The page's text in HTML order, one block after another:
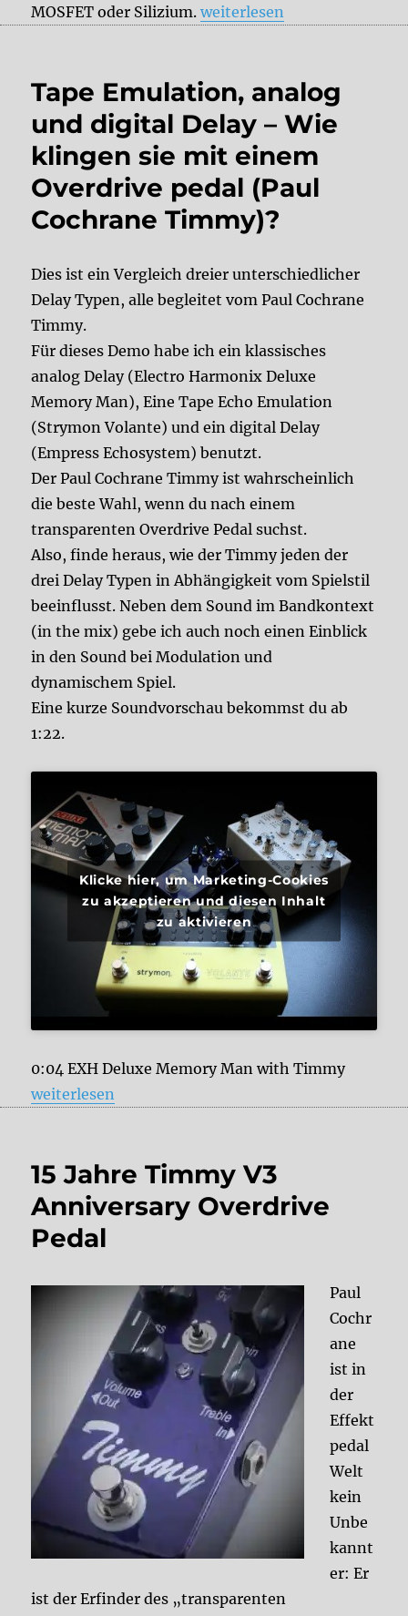
MOSFET oder Silizium.„Mod: Interner Clipping
weiterlesen
Tape Emulation, analog
und digital Delay – Wie
klingen sie mit einem
Overdrive pedal (Paul
Cochrane Timmy)?
Dies ist ein Vergleich dreier unterschiedlicher
Delay Typen, alle begleitet vom Paul Cochrane
Timmy.
Für dieses Demo habe ich ein klassisches
analog Delay (Electro Harmonix Deluxe
Memory Man), Eine Tape Echo Emulation
(Strymon Volante) und ein digital Delay
(Empress Echosystem) benutzt.
Der Paul Cochrane Timmy ist wahrscheinlich
die beste Wahl, wenn du nach einem
transparenten Overdrive Pedal suchst.
Also, finde heraus, wie der Timmy jeden der
drei Delay Typen in Abhängigkeit vom Spielstil
beeinflusst. Neben dem Sound im Bandkontext
(in the mix) gebe ich auch noch einen Einblick
in den Sound bei Modulation und
dynamischem Spiel.
Eine kurze Soundvorschau bekommst du ab
1:22.
Klicke hier, um Marketing-Cookies
zu akzeptieren und diesen Inhalt
zu aktivieren
0:04 EXH Deluxe Memory Man with Timmy
„Tape Emulation, analog und digital Delay – Wie
weiterlesen
15 Jahre Timmy V3
Anniversary Overdrive
Pedal
Paul
Cochr
ane
ist in
der
Effekt
pedal
Welt
kein
Unbe
kannt
er: Er
ist der Erfinder des „transparenten